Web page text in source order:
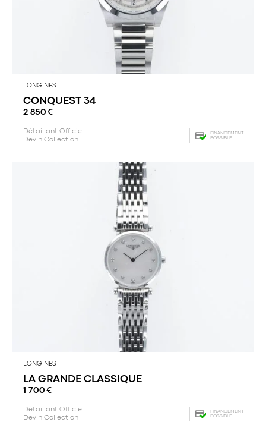
LONGINES
CONQUEST 34
2 850 €
Détaillant Officiel
Devin Collection
FINANCEMENT
POSSIBLE
LONGINES
LA GRANDE CLASSIQUE
1 700 €
Détaillant Officiel
Devin Collection
FINANCEMENT
POSSIBLE